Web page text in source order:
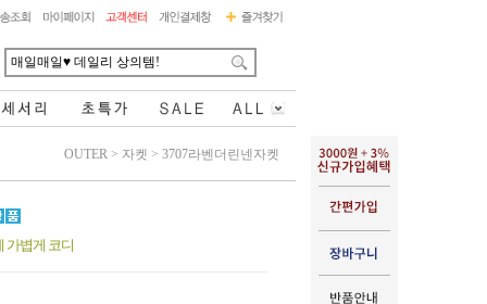
OUTER > 자켓 > 3707라벤더린넨자켓
가볍게 코디